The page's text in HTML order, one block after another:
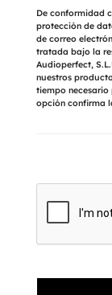
De conformidad
protección de
de correo
tratada bajo la
Audioperfect,
nuestros
tiempo necesario
opción confirma